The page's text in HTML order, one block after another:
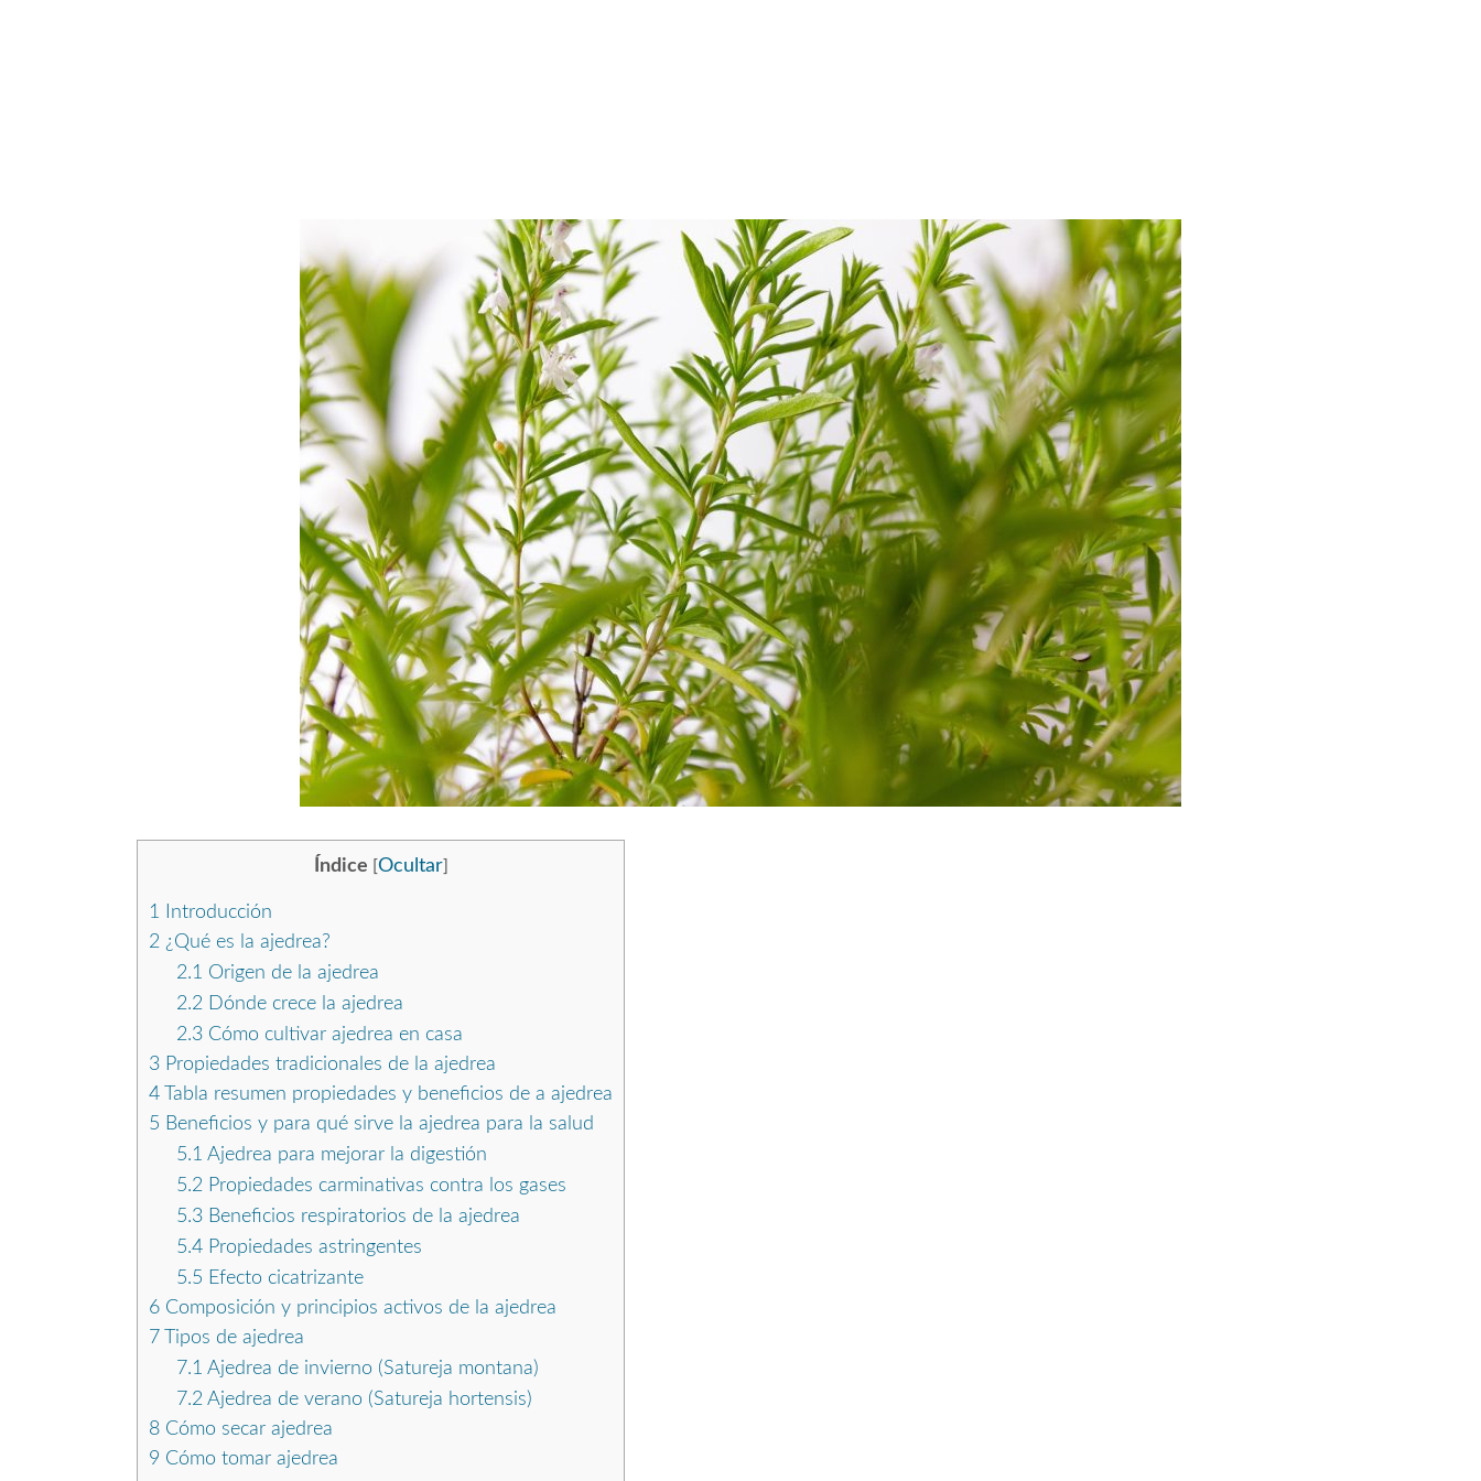
Índice [Ocultar]
1
Introducción
2 ¿Qué es la ajedrea?
2.1 Origen de la ajedrea
2.2 Dónde crece la ajedrea
2.3Cómo cultivar ajedrea en casa
3 Propiedades tradicionales de la ajedrea
4 Tabla resumen propiedades y beneficios de a ajedrea
5 Beneficios y para qué sirve la ajedrea para la salud
5.1 Ajedrea para mejorar la digestión
5.2 Propiedades carminativas contra los gases
5.3Beneficios respiratorios de la ajedrea
5.4Propiedades astringentes
5.5 Efecto cicatrizante
6 Composición y principios activos de la ajedrea
7 Tipos de ajedrea
7.1 Ajedrea de invierno (Satureja montana)
7.2 Ajedrea de verano (Satureja hortensis)
8 Cómo secar ajedrea
9 Cómo tomar ajedrea